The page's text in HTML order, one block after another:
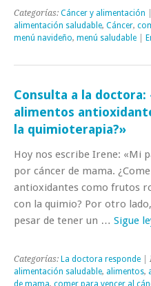
Categorías: Cáncer y alimentación
alimentación saludable, Cáncer,
menú navideño, menú saludable
Consulta a la doctora:
alimentos
la quimioterapia?»
Hoy nos escribe Irene: «Mi
por cáncer de mama.
antioxidantes como frutos
con la quimio? Por otro
pesar de tener un … Sigue
Categorías: La doctora responde |
alimentación saludable, alimentos,
de mama, comer para vencer al